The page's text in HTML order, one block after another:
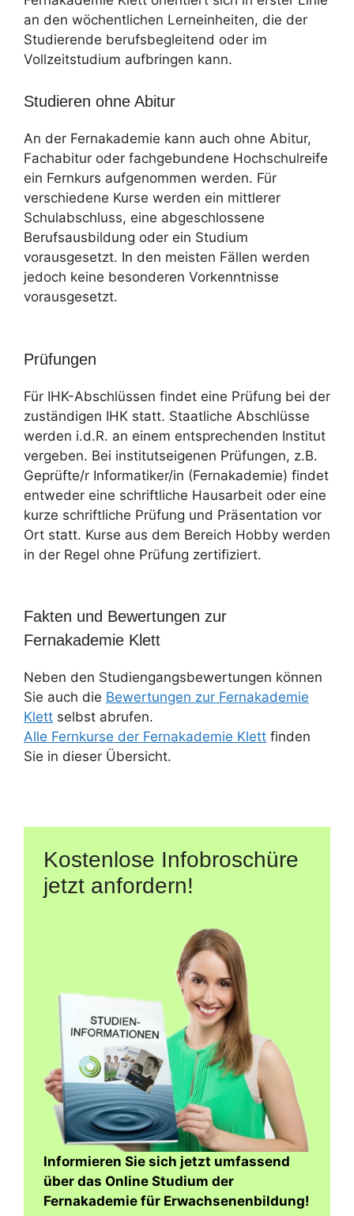
an den wöchentlichen Lerneinheiten, die der
Studierende berufsbegleitend oder im
Vollzeitstudium aufbringen kann.
Studieren ohne Abitur
An der Fernakademie kann auch ohne Abitur,
Fachabitur oder fachgebundene Hochschulreife
ein Fernkurs aufgenommen werden. Für
verschiedene Kurse werden ein mittlerer
Schulabschluss, eine abgeschlossene
Berufsausbildung oder ein Studium
vorausgesetzt. In den meisten Fällen werden
jedoch keine besonderen Vorkenntnisse
vorausgesetzt.
Prüfungen
Für IHK-Abschlüssen findet eine Prüfung bei der
zuständigen IHK statt. Staatliche Abschlüsse
werden i.d.R. an einem entsprechenden Institut
vergeben. Bei institutseigenen Prüfungen, z.B.
Geprüfte/r Informatiker/in (Fernakademie) findet
entweder eine schriftliche Hausarbeit oder eine
kurze schriftliche Prüfung und Präsentation vor
Ort statt. Kurse aus dem Bereich Hobby werden
in der Regel ohne Prüfung zertifiziert.
Fakten und Bewertungen zur
Fernakademie Klett
Neben den Studiengangsbewertungen können
Sie auch die Bewertungen zur Fernakademie
Klett selbst abrufen.
Alle Fernkurse der Fernakademie Klett finden
Sie in dieser Übersicht.
Kostenlose Infobroschüre
jetzt anfordern!
Informieren Sie sich jetzt umfassend
über das Online Studium der
Fernakademie für Erwachsenenbildung!